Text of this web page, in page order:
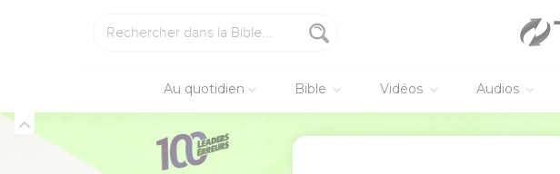
Au quotidien Bible Vidéos Audios